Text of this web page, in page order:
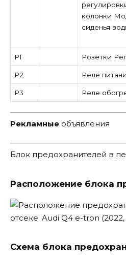
колонки
сиденья
Р1 Розетки
Р2 Реле
Р3 Реле
Рекламные объявления
Блок предохранителей в
Расположение блока
Схема блока